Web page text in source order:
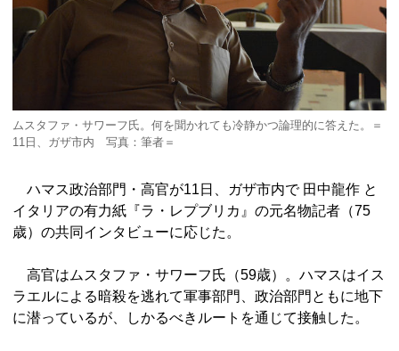
ムスタファ・サワーフ氏。何を聞かれても冷静かつ論理的に答えた。＝
11日、ガザ市内 写真：筆者＝
ハマス政治部門・高官が11日、ガザ市内で 田中龍作 と
イタリアの有力紙『ラ・レプブリカ』の元名物記者（75
歳）の共同インタビューに応じた。
高官はムスタファ・サワーフ氏（59歳）。ハマスはイス
ラエルによる暗殺を逃れて軍事部門、政治部門ともに地下
に潜っているが、しかるべきルートを通じて接触した。